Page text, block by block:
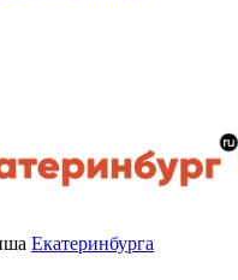
Екатеринбурга